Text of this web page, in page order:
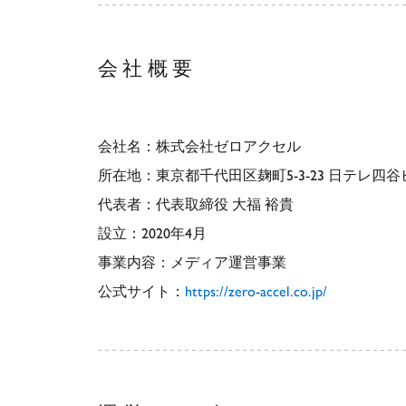
会社概要
会社名：株式会社ゼロアクセル
所在地：東京都千代田区麹町5-3-23 日テレ四谷
代表者：代表取締役 大福 裕貴
設立：2020年4月
事業内容：メディア運営事業
公式サイト： https://zero-accel.co.jp/